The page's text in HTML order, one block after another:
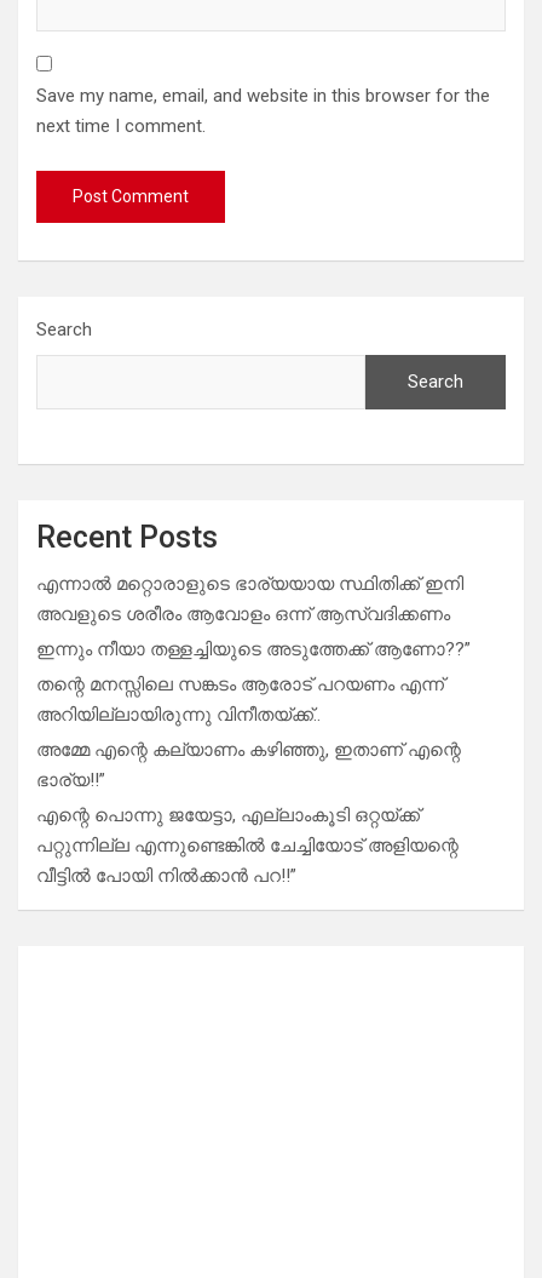
Save my name, email, and website in this browser for the
next time I comment.
Search
Search
Recent Posts
എന്നാൽ മറ്റൊരാളുടെ ഭാര്യയായ സ്ഥിതിക്ക് ഇനി
അവളുടെ ശരീരം ആവോളം ഒന്ന് ആസ്വദിക്കണം
ഇന്നും നീയാ തള്ളച്ചിയുടെ അടുത്തേക്ക് ആണോ??”
തന്റെ മനസ്സിലെ സങ്കടം ആരോട് പറയണം എന്ന്
അറിയില്ലായിരുന്നു വിനീതയ്ക്ക്..
അമ്മേ എന്റെ കല്യാണം കഴിഞ്ഞു, ഇതാണ് എന്റെ
ഭാര്യ!!”
എന്റെ പൊന്നു ജയേട്ടാ, എല്ലാംകൂടി ഒറ്റയ്ക്ക്
പറ്റുന്നില്ല എന്നുണ്ടെങ്കിൽ ചേച്ചിയോട് അളിയന്റെ
വീട്ടിൽ പോയി നിൽക്കാൻ പറ!!”